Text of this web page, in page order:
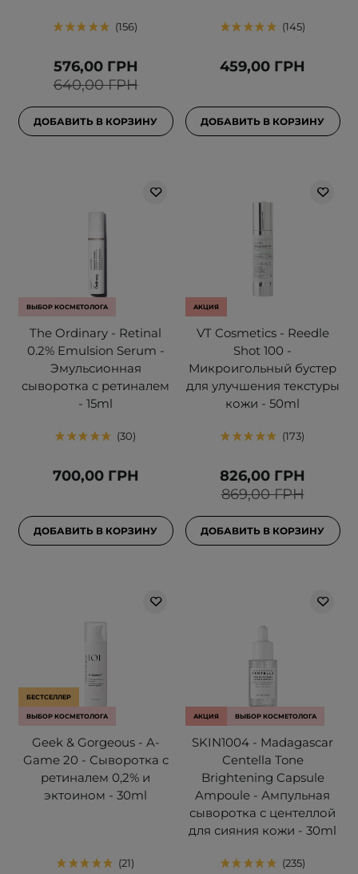
156
640,00 ГРН
576,00 ГРН
ДОБАВИТЬ В КОРЗИНУ
145
459,00 ГРН
ДОБАВИТЬ В КОРЗИНУ
ВЫБОР КОСМЕТОЛОГА
The Ordinary - Retinal
0.2% Emulsion Serum -
Эмульсионная
сыворотка с ретиналем
- 15ml
30
700,00 ГРН
ДОБАВИТЬ В КОРЗИНУ
АКЦИЯ
VT Cosmetics - Reedle
Shot 100 -
Микроигольный бустер
для улучшения текстуры
кожи - 50ml
173
869,00 ГРН
826,00 ГРН
ДОБАВИТЬ В КОРЗИНУ
БЕСТСЕЛЛЕР
ВЫБОР КОСМЕТОЛОГА
Geek & Gorgeous - A-
Game 20 - Сыворотка с
ретиналем 0,2% и
эктоином - 30ml
21
АКЦИЯ ВЫБОР КОСМЕТОЛОГА
SKIN1004 - Madagascar
Centella Tone
Brightening Capsule
Ampoule - Ампульная
сыворотка с центеллой
для сияния кожи - 30ml
235